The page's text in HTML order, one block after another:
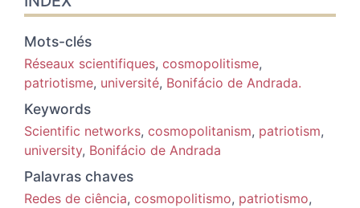
Mots-clés
Réseaux scientifiques, cosmopolitisme,
patriotisme, université, Bonifácio de Andrada.
Keywords
Scientific networks, cosmopolitanism, patriotism,
university, Bonifácio de Andrada
Palavras chaves
Redes de ciência, cosmopolitismo, patriotismo,